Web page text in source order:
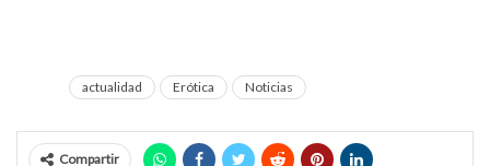
actualidad Erótica Noticias
Compartir